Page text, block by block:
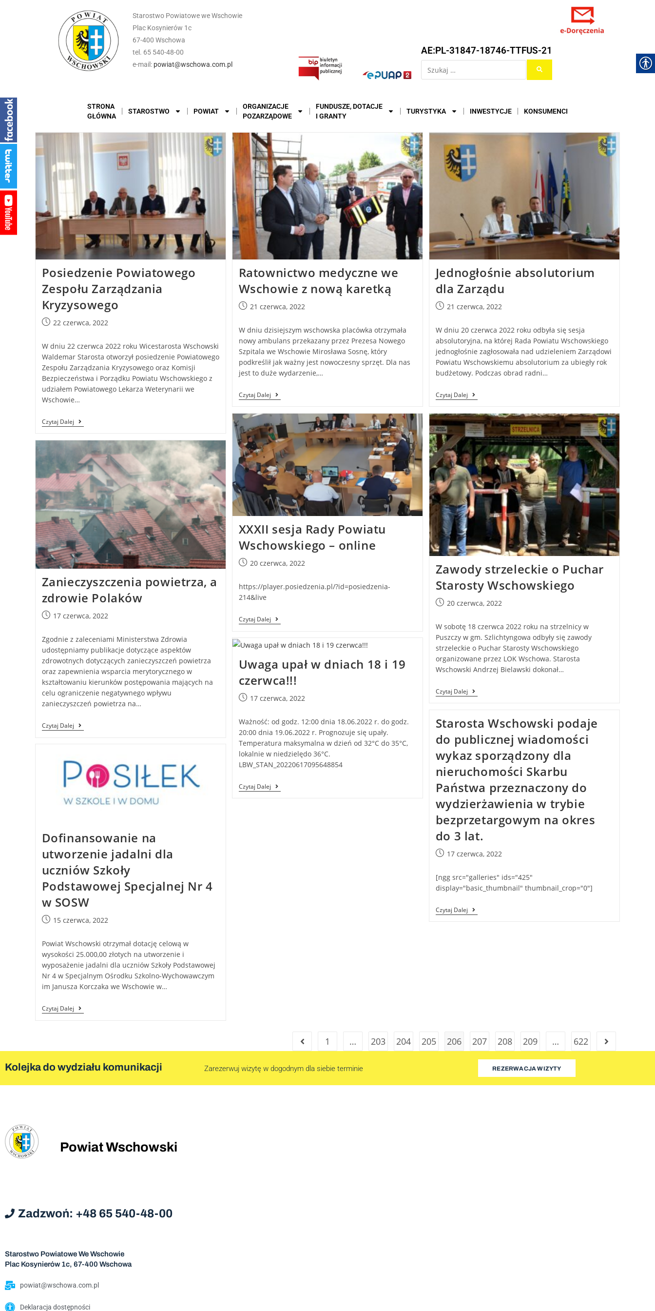
Starostwo Powiatowe we Wschowie
Plac Kosynierów 1c
67-400 Wschowa
tel. 65 540-48-00
e-mail: powiat@wschowa.com.pl
AE:PL-31847-18746-TTFUS-21
STRONA
GŁÓWNA
STAROSTWO POWIAT
ORGANIZACJE
POZARZĄDOWE
FUNDUSZE, DOTACJE
I GRANTY
TURYSTYKA INWESTYCJE KONSUMENCI
Posiedzenie Powiatowego
Zespołu Zarządzania
Kryzysowego
22 czerwca, 2022
W dniu 22 czerwca 2022 roku Wicestarosta Wschowski
Waldemar Starosta otworzył posiedzenie Powiatowego
Zespołu Zarządzania Kryzysowego oraz Komisji
Bezpieczeństwa i Porządku Powiatu Wschowskiego z
udziałem Powiatowego Lekarza Weterynarii we
Wschowie…
Czytaj Dalej
Ratownictwo medyczne we
Wschowie z nową karetką
21 czerwca, 2022
W dniu dzisiejszym wschowska placówka otrzymała
nowy ambulans przekazany przez Prezesa Nowego
Szpitala we Wschowie Mirosława Sosnę, który
podkreślił jak ważny jest nowoczesny sprzęt. Dla nas
jest to duże wydarzenie,…
Czytaj Dalej
Jednogłośnie absolutorium
dla Zarządu
21 czerwca, 2022
W dniu 20 czerwca 2022 roku odbyła się sesja
absolutoryjna, na której Rada Powiatu Wschowskiego
jednogłośnie zagłosowała nad udzieleniem Zarządowi
Powiatu Wschowskiemu absolutorium za ubiegły rok
budżetowy. Podczas obrad radni…
Czytaj Dalej
XXXII sesja Rady Powiatu
Wschowskiego – online
20 czerwca, 2022
https://player.posiedzenia.pl/?id=posiedzenia-
214&live
Czytaj Dalej
Zawody strzeleckie o Puchar
Starosty Wschowskiego
20 czerwca, 2022
W sobotę 18 czerwca 2022 roku na strzelnicy w
Puszczy w gm. Szlichtyngowa odbyły się zawody
strzeleckie o Puchar Starosty Wschowskiego
organizowane przez LOK Wschowa. Starosta
Wschowski Andrzej Bielawski dokonał…
Czytaj Dalej
Zanieczyszczenia powietrza, a
zdrowie Polaków
17 czerwca, 2022
Zgodnie z zaleceniami Ministerstwa Zdrowia
udostępniamy publikacje dotyczące aspektów
zdrowotnych dotyczących zanieczyszczeń powietrza
oraz zapewnienia wsparcia merytorycznego w
kształtowaniu kierunków postępowania mających na
celu ograniczenie negatywnego wpływu
zanieczyszczeń powietrza na…
Czytaj Dalej
Uwaga upał w dniach 18 i 19
czerwca!!!
17 czerwca, 2022
Ważność: od godz. 12:00 dnia 18.06.2022 r. do godz.
20:00 dnia 19.06.2022 r. Prognozuje się upały.
Temperatura maksymalna w dzień od 32°C do 35°C,
lokalnie w niedzielędo 36°C.
LBW_STAN_20220617095648854
Czytaj Dalej
Starosta Wschowski podaje
do publicznej wiadomości
wykaz sporządzony dla
nieruchomości Skarbu
Państwa przeznaczony do
wydzierżawienia w trybie
bezprzetargowym na okres
do 3 lat.
17 czerwca, 2022
[ngg src="galleries" ids="425"
display="basic_thumbnail" thumbnail_crop="0"]
Czytaj Dalej
Dofinansowanie na
utworzenie jadalni dla
uczniów Szkoły
Podstawowej Specjalnej Nr 4
w SOSW
15 czerwca, 2022
Powiat Wschowski otrzymał dotację celową w
wysokości 25.000,00 złotych na utworzenie i
wyposażenie jadalni dla uczniów Szkoły Podstawowej
Nr 4 w Specjalnym Ośrodku Szkolno-Wychowawczym
im Janusza Korczaka we Wschowie w…
Czytaj Dalej
1 … 203 204 205 206 207 208 209 … 622
Kolejka do wydziału komunikacji Zarezerwuj wizytę w dogodnym dla siebie terminie REZERWACJA WIZYTY
Powiat Wschowski
Zadzwoń: +48 65 540-48-00
Starostwo Powiatowe We Wschowie
Plac Kosynierów 1c, 67-400 Wschowa
powiat@wschowa.com.pl
Deklaracja dostępności